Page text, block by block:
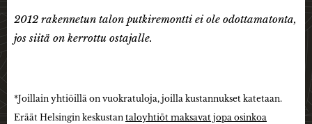
2012 rakennetun talon putkiremontti ei ole odottamatonta,
jos siitä on kerrottu ostajalle.
*Joillain yhtiöillä on vuokratuloja, joilla kustannukset katetaan.
Eräät Helsingin keskustan taloyhtiöt maksavat jopa osinkoa